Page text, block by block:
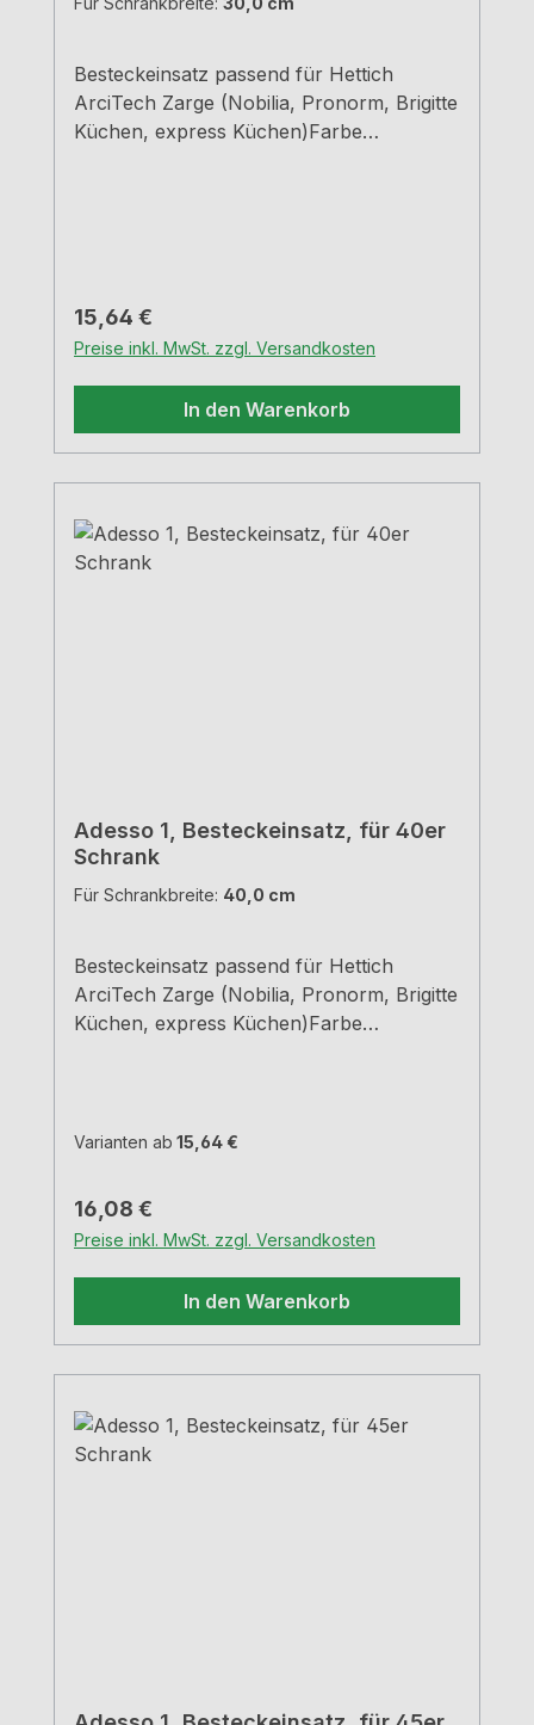
Besteckeinsatz passend für Hettich
ArciTech Zarge (Nobilia, Pronorm, Brigitte
Küchen, express Küchen)Farbe
Regulärer Preis:
15,64 €
Preise inkl. MwSt. zzgl. Versandkosten
In den Warenkorb
Adesso 1, Besteckeinsatz, für 40er
Schrank
Für Schrankbreite: 40,0 cm
Besteckeinsatz passend für Hettich
ArciTech Zarge (Nobilia, Pronorm, Brigitte
Küchen, express Küchen)Farbe
Varianten ab 15,64 €
Regulärer Preis:
16,08 €
Preise inkl. MwSt. zzgl. Versandkosten
In den Warenkorb